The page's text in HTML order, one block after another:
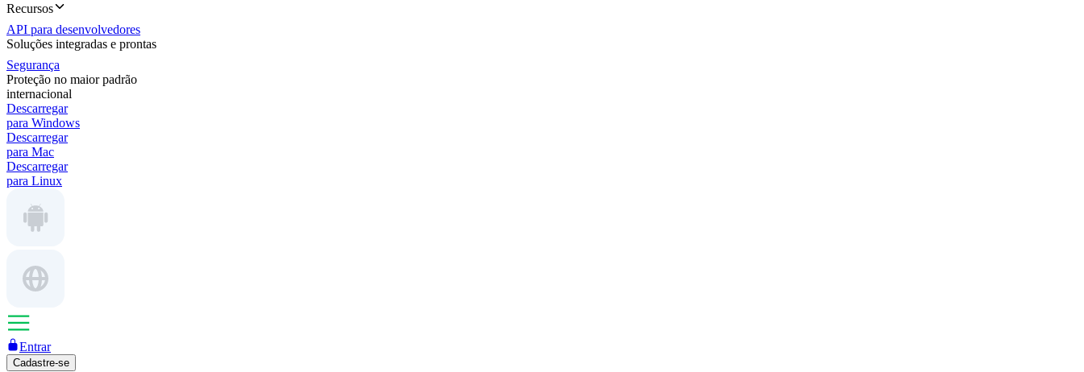
Recursos
API para desenvolvedores
Soluções integradas e prontas
Segurança
Proteção no maior padrão
internacional
Descarregar
para Windows
Descarregar
para Mac
Descarregar
para Linux
Entrar
Cadastre-se